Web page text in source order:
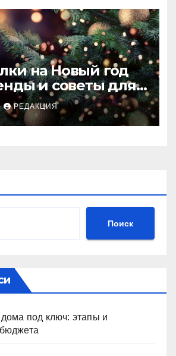
на Новый год
и советы для
праздника
РЕДАКЦИЯ
Поиск
под ключ: этапы и